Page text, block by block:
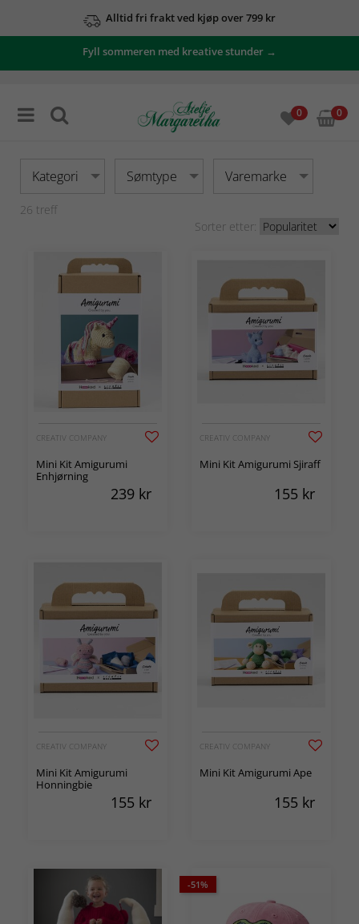
Alltid fri frakt ved kjøp over 799 kr
Fyll sommeren med kreative stunder →
0 0
Kategori Sømtype Varemarke
26 treff
Sorter etter:
CREATIV COMPANY
Mini Kit Amigurumi
Enhjørning
239 kr
CREATIV COMPANY
Mini Kit Amigurumi Sjiraff
155 kr
CREATIV COMPANY
Mini Kit Amigurumi
Honningbie
155 kr
CREATIV COMPANY
Mini Kit Amigurumi Ape
155 kr
-51%